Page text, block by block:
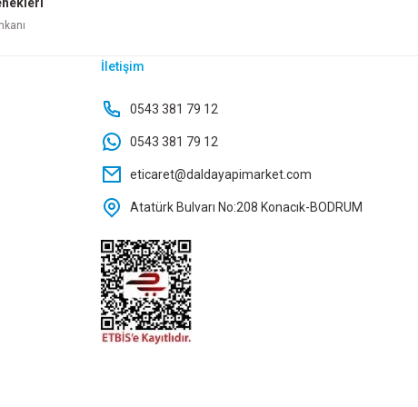
Ekle
DRANAJ MANŞONU 80 LİK
55,60 TL
İletişim
0543 381 79 12
0543 381 79 12
eticaret@daldayapimarket.com
Atatürk Bulvarı No:208 Konacık-BODRUM